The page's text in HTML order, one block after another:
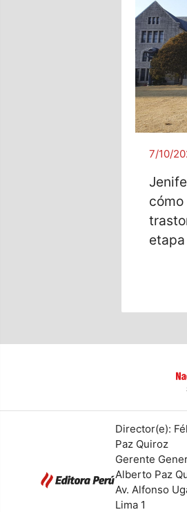
7/10/
Director(e):
Paz Quiroz
Gerente
Alberto Paz
Av. Alfonso
Lima 1